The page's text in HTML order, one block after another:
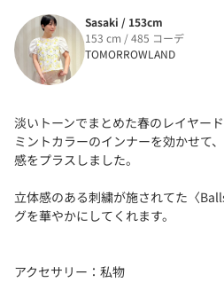
Sasaki / 153cm
153 cm / 485 コーデ
TOMORROWLAND
淡いトーンでまとめた春のレイヤード
ミントカラーのインナーを効かせて
感をプラスしました。
立体感のある刺繍が施されてた〈
グを華やかにしてくれます。
アクセサリー：私物